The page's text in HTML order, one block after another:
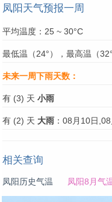
凤阳天气预报一周
平均温度：25 ~ 30°C
最低温（24°），最高温（32°
未来一周下雨天数：
有 (3) 天 小雨
有 (2) 天 大雨 ：08月10日
相关查询
凤阳历史气温 凤阳8月气